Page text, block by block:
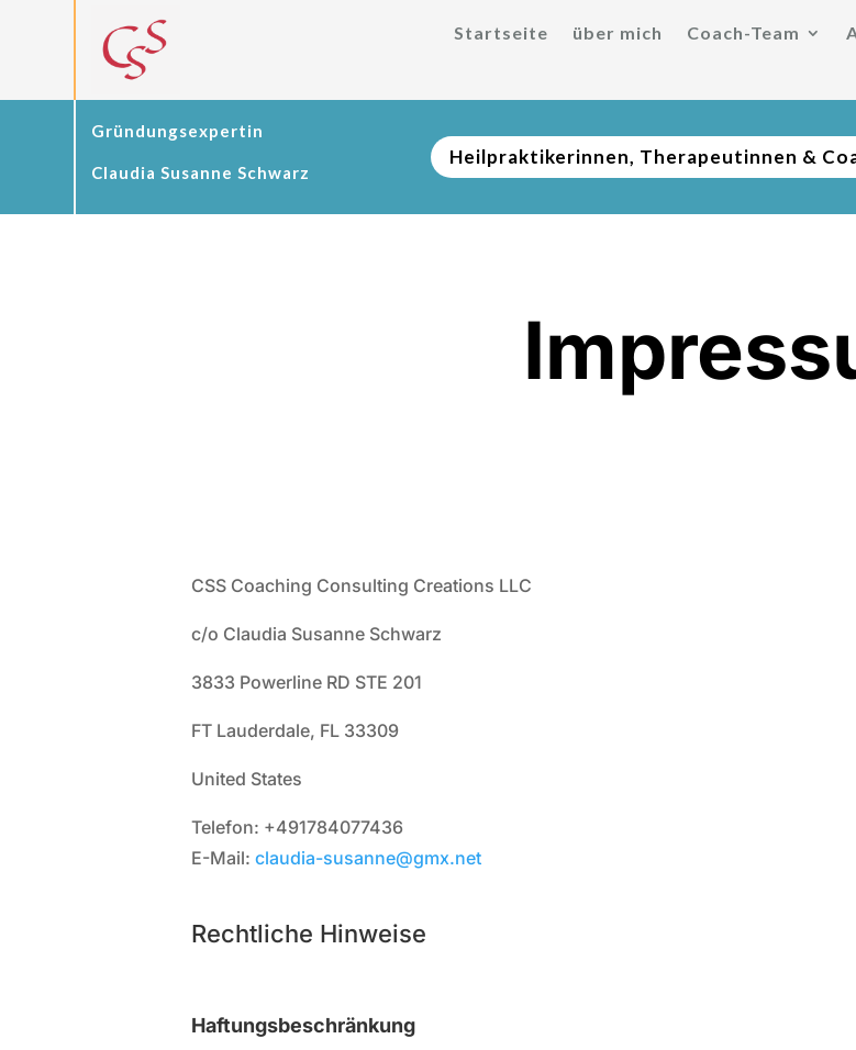
Startseite über mich Coach-Team
Gründungsexpertin
Claudia Susanne Schwarz
Heilpraktikerinnen, Therapeutinnen &
CSS Coaching Consulting Creations LLC
c/o Claudia Susanne Schwarz
3833 Powerline RD STE 201
FT Lauderdale, FL 33309
United States
Telefon: +491784077436
E-Mail: claudia-susanne@gmx.net
Rechtliche Hinweise
Haftungsbeschränkung